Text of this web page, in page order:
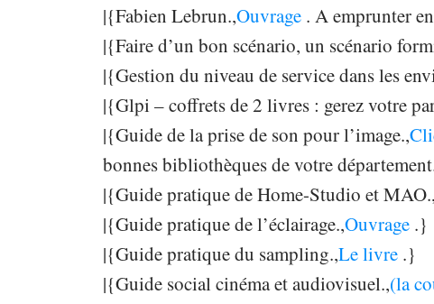
|{Fabien Lebrun.,Ouvrage . A emprunter
|{Faire d’un bon scénario, un scénario
|{Gestion du niveau de service dans les
|{Glpi – coffrets de 2 livres : gerez votre
|{Guide de la prise de son pour l’image.,
bonnes bibliothèques de votre
|{Guide pratique de Home-Studio et MAO.,
|{Guide pratique de l’éclairage.,Ouvrage .}
|{Guide pratique du sampling.,Le livre .}
|{Guide social cinéma et audiovisuel.,(la